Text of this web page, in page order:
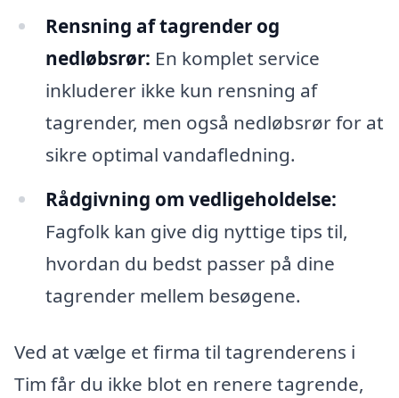
Rensning af tagrender og
nedløbsrør: En komplet service
inkluderer ikke kun rensning af
tagrender, men også nedløbsrør for at
sikre optimal vandafledning.
Rådgivning om vedligeholdelse:
Fagfolk kan give dig nyttige tips til,
hvordan du bedst passer på dine
tagrender mellem besøgene.
Ved at vælge et firma til tagrenderens i
Tim får du ikke blot en renere tagrende,